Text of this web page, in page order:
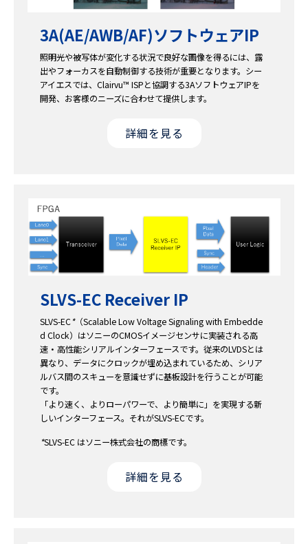
3A(AE/AWB/AF)ソフトウェアIP
照明光や被写体が変化する状況で良好な画像を得るには、露
出やフォーカスを自動制御する技術が重要となります。シー
アイエスでは、Clairvu™ ISPと協調する3AソフトウェアIPを
開発、お客様のニーズに合わせて提供します。
詳細を見る
SLVS-EC Receiver IP
SLVS-EC*（Scalable Low Voltage Signaling with Embedde
d Clock）はソニーのCMOSイメージセンサに実装される高
速・高性能シリアルインターフェースです。従来のLVDSとは
異なり、データにクロックが埋め込まれているため、シリア
ルバス間のスキューを意識せずに基板設計を行うことが可能
です。
「より速く、よりローパワーで、より簡単に」を実現する新
しいインターフェース。それがSLVS-ECです。
*SLVS-EC はソニー株式会社の商標です。
詳細を見る